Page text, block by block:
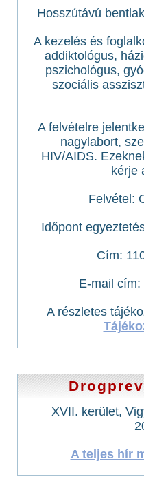
Hosszútávú
A kezelés és
addiktológus,
pszichológus,
szociális
A felvételre
nagylabort,
HIV/AIDS.
kérje
Felvétel:
Időpont
Cím:
E-mail
A részletes
XVII. kerület,
A teljes hír